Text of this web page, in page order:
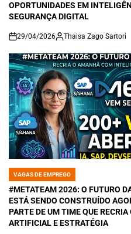
OPORTUNIDADES EM
SEGURANÇA DIGITAL
on
29/04/2026 Thaisa Zago Sartori
POSTED
IN
VAGAS DE EMPREGO
#METATEAM 2026: O FUTURO
ESTÁ SENDO CONSTRUÍDO
PARTE DE UM TIME QUE
ARTIFICIAL E ESTRATÉGIA